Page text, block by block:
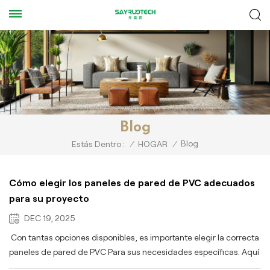
Blog
Estás Dentro : / HOGAR / Blog
Cómo elegir los paneles de pared de PVC adecuados
para su proyecto
DEC 19, 2025
Con tantas opciones disponibles, es importante elegir la correcta
paneles de pared de PVC Para sus necesidades específicas. Aquí
hay algunos factores clave a considerar:Solicitud: Para zonas